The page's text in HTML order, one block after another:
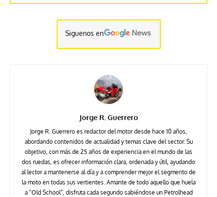
Siguenos en
Jorge R. Guerrero
Jorge R. Guerrero es redactor del motor desde hace 10 años,
abordando contenidos de actualidad y temas clave del sector. Su
objetivo, con más de 25 años de experiencia en el mundo de las
dos ruedas, es ofrecer información clara, ordenada y útil, ayudando
al lector a mantenerse al día y a comprender mejor el segmento de
la moto en todas sus vertientes. Amante de todo aquello que huela
a “Old School”, disfruta cada segundo sabiéndose un Petrolhead